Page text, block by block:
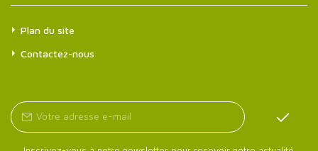
Plan du site
Contactez-nous